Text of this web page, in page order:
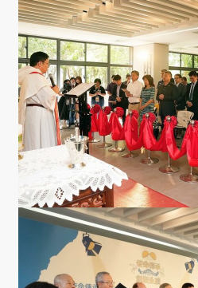
課程資
訊
招生資
訊
成果發
表
活動集
錦
大
學